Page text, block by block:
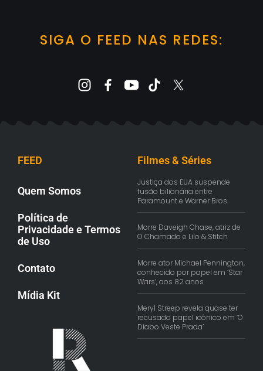
SIGA O FEED NAS REDES:
FEED
Quem Somos
Política de
Privacidade e Termos
de Uso
Contato
Mídia Kit
Filmes & Séries
Justiça dos EUA suspende
fusão bilionária entre
Paramount e Warner Bros.
Morre Daveigh Chase, atriz de
O Chamado e Lilo & Stitch
Morre ator Michael Pennington,
conhecido por papel em ‘Star
Wars’, aos 82 anos
Meryl Streep revela quase ter
recusado papel icônico em ‘O
Diabo Veste Prada’